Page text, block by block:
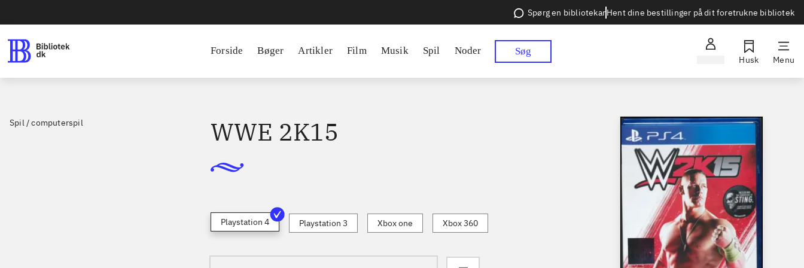
Spørg en bibliotekarHent dine bestillinger på dit foretrukne bibliotek
Forside Bøger Artikler Film Musik Spil Noder Søg
Husk Menu
Spil / computerspil WWE 2K15
Playstation 4 Playstation 3 Xbox one Xbox 360